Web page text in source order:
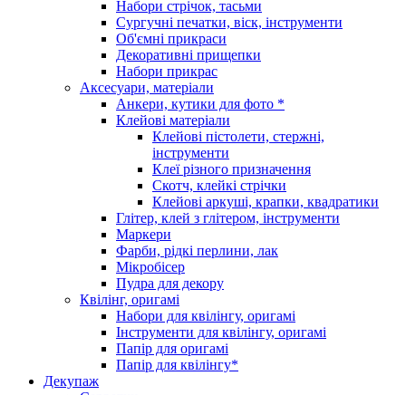
Набори стрічок, тасьми
Сургучні печатки, віск, інструменти
Об'ємні прикраси
Декоративні прищепки
Набори прикрас
Аксесуари, матеріали
Анкери, кутики для фото *
Клейові матеріали
Клейові пістолети, стержні,
інструменти
Клеї різного призначення
Скотч, клейкі стрічки
Клейові аркуші, крапки, квадратики
Глітер, клей з глітером, інструменти
Маркери
Фарби, рідкі перлини, лак
Мікробісер
Пудра для декору
Квілінг, оригамі
Набори для квілінгу, оригамі
Інструменти для квілінгу, оригамі
Папір для оригамі
Папір для квілінгу*
Декупаж